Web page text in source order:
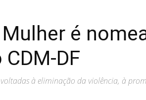
é
DF
à eliminação da violência, à